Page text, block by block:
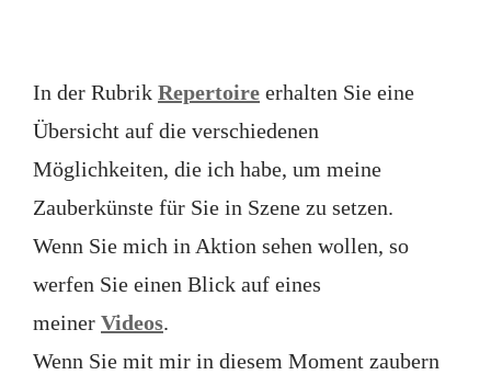
In der Rubrik Repertoire erhalten Sie eine
Übersicht auf die verschiedenen
Möglichkeiten, die ich habe, um meine
Zauberkünste für Sie in Szene zu setzen.
Wenn Sie mich in Aktion sehen wollen, so
werfen Sie einen Blick auf eines
meiner Videos.
Wenn Sie mit mir in diesem Moment zaubern